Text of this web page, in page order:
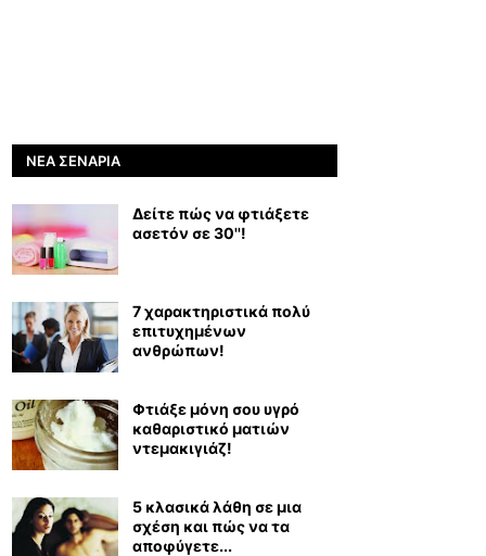
ΝΈΑ ΣΕΝΆΡΙΑ
Δείτε πώς να φτιάξετε
ασετόν σε 30''!
7 χαρακτηριστικά πολύ
επιτυχημένων
ανθρώπων!
Φτιάξε μόνη σου υγρό
καθαριστικό ματιών
ντεμακιγιάζ!
5 κλασικά λάθη σε μια
σχέση και πώς να τα
αποφύγετε...